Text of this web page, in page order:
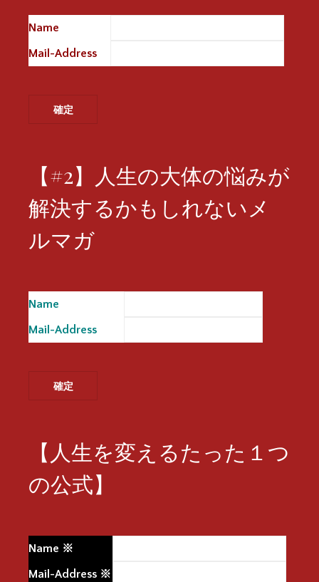
Name
Mail-Address
【#2】人生の大体の悩みが
解決するかもしれないメ
ルマガ
Name
Mail-Address
【人生を変えるたった１つ
の公式】
Name ※
Mail-Address ※